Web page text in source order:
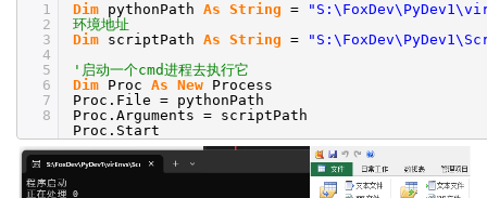
1
2
3
4
5
6
7
8
Dim pythonPath As String =
环境地址
Dim scriptPath As String =
'启动一个cmd进程去执行它
Dim Proc As New Process
Proc.File = pythonPath
Proc.Arguments = scriptPath
Proc.Start